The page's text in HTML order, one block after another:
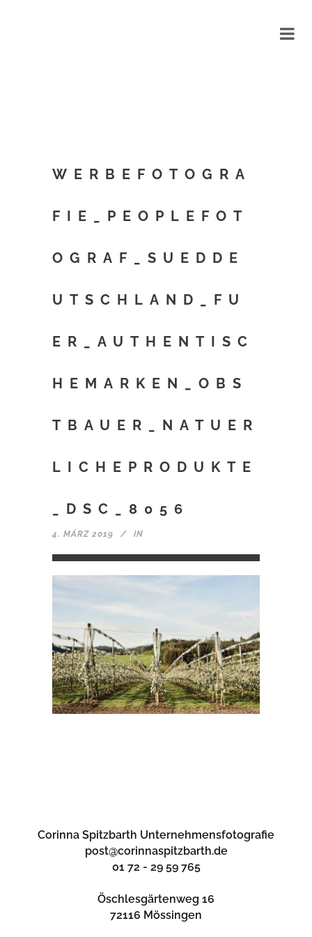
WERBEFOTOGRA
FIE_PEOPLEFOT
OGRAF_SUEDDE
UTSCHLAND_FU
ER_AUTHENTISC
HEMARKEN_OBS
TBAUER_NATUER
LICHEPRODUKTE
_DSC_8056
4. MÄRZ 2019 IN
Corinna Spitzbarth Unternehmensfotografie
post@corinnaspitzbarth.de
01 72 - 29 59 765
Öschlesgärtenweg 16
72116 Mössingen